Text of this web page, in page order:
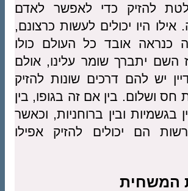
להזיק כדי לאפשר לאדם
היו יכולים לעשות כרצונם,
כנראה אובד כל העולם כולו
יתברך שומר עלינו, אולם
יש להם דרכים שונות להזיק
ושלום. בין אם זה בגופו, בין
ובין ברוחניות, וכאשר
הם יכולים להזיק אפילו